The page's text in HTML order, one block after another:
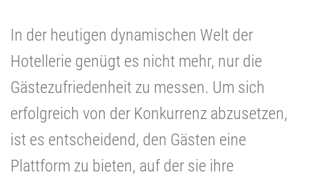
In der heutigen dynamischen Welt der
Hotellerie genügt es nicht mehr, nur die
Gästezufriedenheit zu messen. Um sich
erfolgreich von der Konkurrenz abzusetzen,
ist es entscheidend, den Gästen eine
Plattform zu bieten, auf der sie ihre